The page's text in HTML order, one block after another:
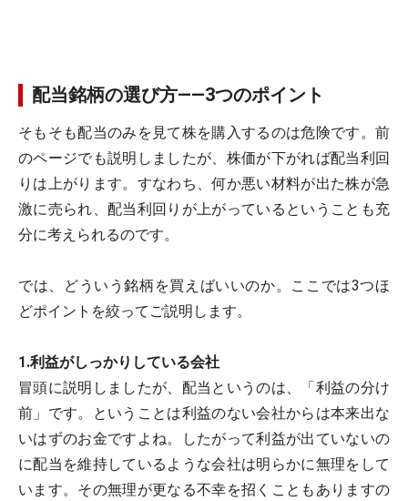
配当銘柄の選び方――3つのポイント
そもそも配当のみを見て株を購入するのは危険です。前
のページでも説明しましたが、株価が下がれば配当利回
りは上がります。すなわち、何か悪い材料が出た株が急
激に売られ、配当利回りが上がっているということも充
分に考えられるのです。
では、どういう銘柄を買えばいいのか。ここでは3つほ
どポイントを絞ってご説明します。
1.利益がしっかりしている会社
冒頭に説明しましたが、配当というのは、「利益の分け
前」です。ということは利益のない会社からは本来出な
いはずのお金ですよね。したがって利益が出ていないの
に配当を維持しているような会社は明らかに無理をして
います。その無理が更なる不幸を招くこともありますの